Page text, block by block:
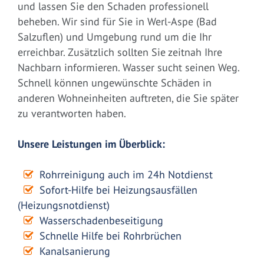
und lassen Sie den Schaden professionell
beheben. Wir sind für Sie in Werl-Aspe (Bad
Salzuflen) und Umgebung rund um die Ihr
erreichbar. Zusätzlich sollten Sie zeitnah Ihre
Nachbarn informieren. Wasser sucht seinen Weg.
Schnell können ungewünschte Schäden in
anderen Wohneinheiten auftreten, die Sie später
zu verantworten haben.
Unsere Leistungen im Überblick:
Rohrreinigung auch im 24h Notdienst
Sofort-Hilfe bei Heizungsausfällen
(Heizungsnotdienst)
Wasserschadenbeseitigung
Schnelle Hilfe bei Rohrbrüchen
Kanalsanierung